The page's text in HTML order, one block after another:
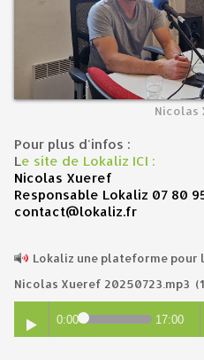
Nicolas
Pour plus d'infos :
Le site de Lokaliz ICI :
Nicolas Xueref
Responsable Lokaliz 07 80
contact@lokaliz.fr
Lokaliz une plateforme pour
Nicolas Xueref 20250723.mp3
0:00 17:00